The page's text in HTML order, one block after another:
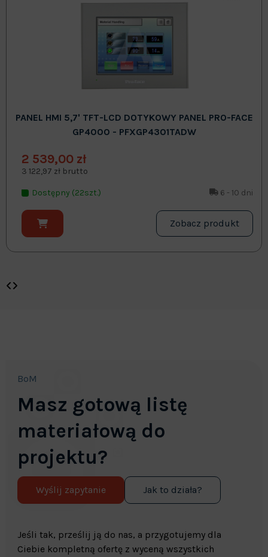
PANEL HMI 5,7' TFT-LCD DOTYKOWY PANEL PRO-FACE
GP4000 - PFXGP4301TADW
2 539,00 zł
3 122,97 zł brutto
Dostępny (22szt.) 6 - 10 dni
Zobacz produkt
BoM
Masz gotową listę
materiałową do
projektu?
Wyślij zapytanie Jak to działa?
Jeśli tak, prześlij ją do nas, a przygotujemy dla
Ciebie kompletną ofertę z wyceną wszystkich